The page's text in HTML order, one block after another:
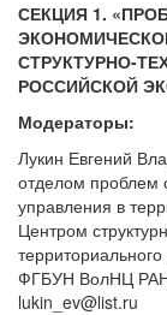
СЕКЦИЯ 1.
СТРУКТУРНО-
РОССИЙСКОЙ
Модераторы:
Лукин Евгений
отделом проблем
управления в
Центром
ФГБУН ВолНЦ РАН,
lukin_ev@list.ru